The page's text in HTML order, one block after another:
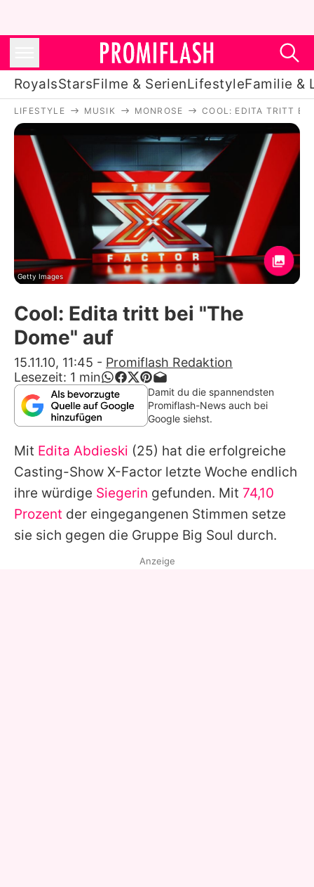
RoyalsStarsFilme & SerienLifestyleFamilie &
Royals
Stars
Filme & Serien
Lifestyle
Familie & Liebe
Promiflash Exklusiv
Alle Themen auf Promiflash
App runterladen
Team
Redaktionelle Richtlinien
Impressum
Datenschutzerklärung
Nutzungsbedingungen
Utiq verwalten
LIFESTYLE MUSIK MONROSE COOL: EDITA TRITT
Getty Images
Cool: Edita tritt bei "The
Dome" auf
15.11.10, 11:45 - Promiflash Redaktion
Lesezeit: 1 min
Damit du die spannendsten
Promiflash-News auch bei
Google siehst.
Mit Edita Abdieski (25) hat die erfolgreiche
Casting-Show X-Factor letzte Woche endlich
ihre würdige Siegerin gefunden. Mit 74,10
Prozent der eingegangenen Stimmen setze
sie sich gegen die Gruppe Big Soul durch.
Anzeige